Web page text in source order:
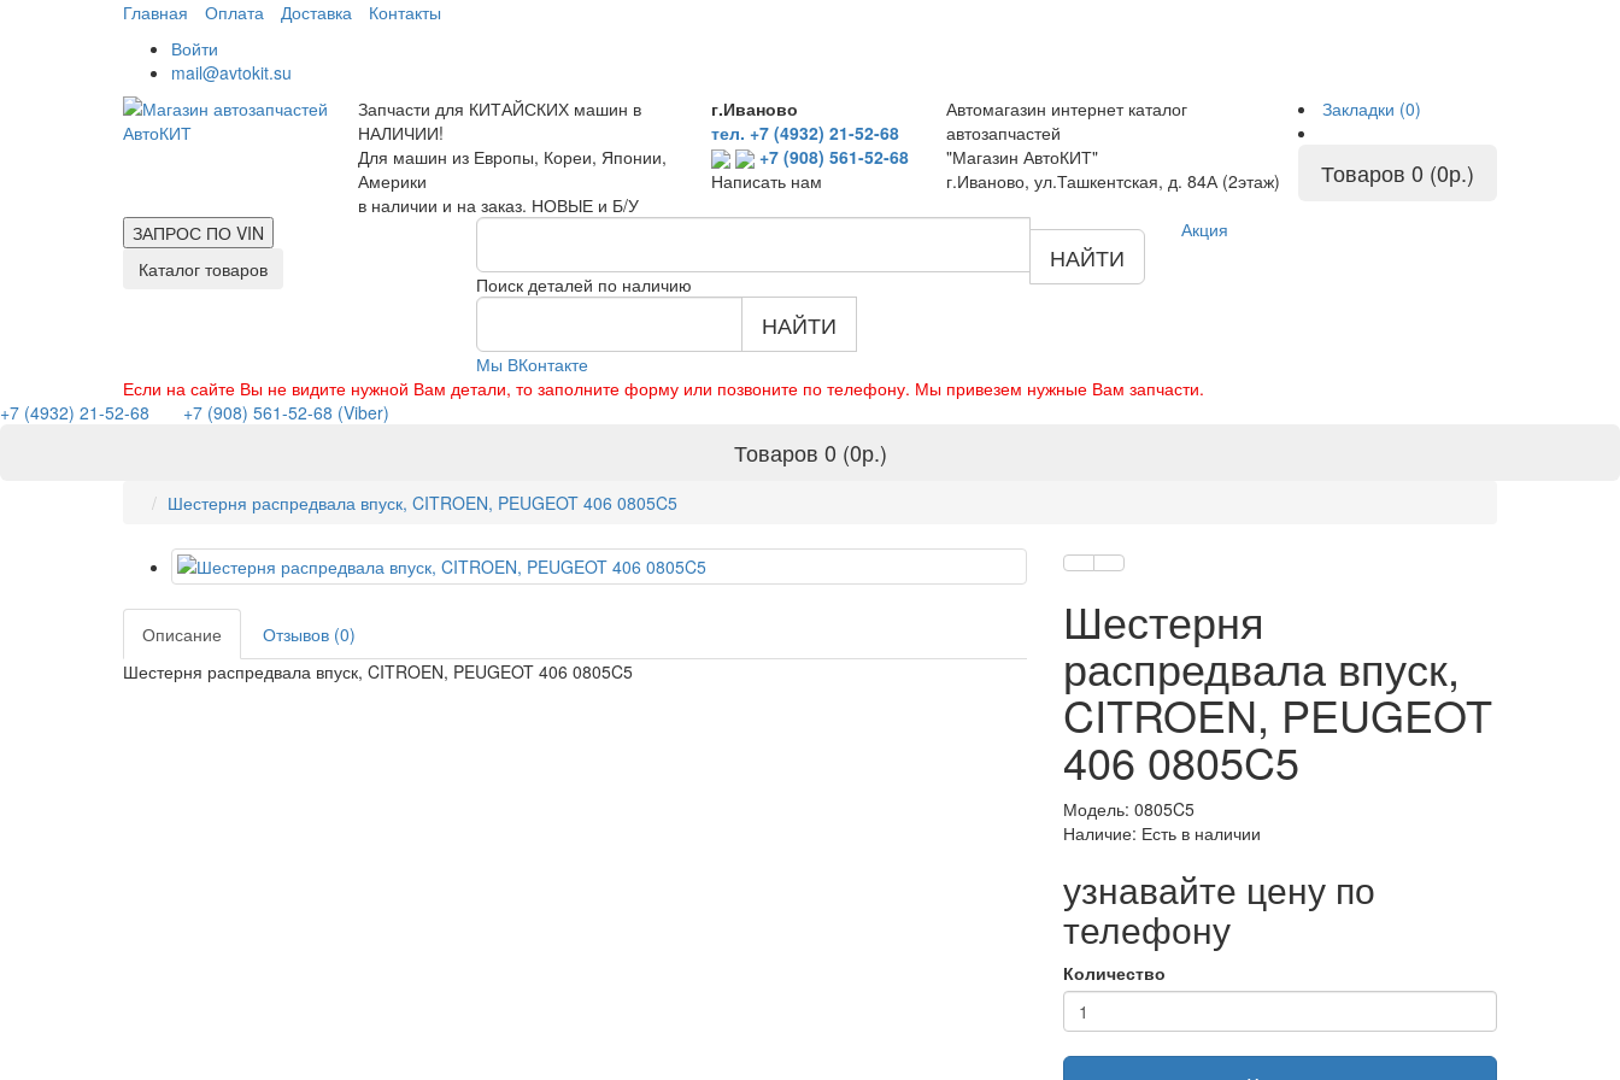
Главная Оплата Доставка
Контакты
Войти
mail@avtokit.su
Запчасти для КИТАЙСКИХ машин в
НАЛИЧИИ!
Для машин из Европы, Кореи, Японии,
Америки
в наличии и на заказ. НОВЫЕ и Б/У
г.Иваново
тел. +7 (4932) 21-52-68
+7 (908) 561-52-68
Написать нам
Автомагазин интернет каталог
автозапчастей
"Магазин АвтоКИТ"
г.Иваново, ул.Ташкентская, д. 84А (2этаж)
Закладки (0)
Товаров 0 (0р.)
ЗАПРОС ПО VIN
Каталог товаров
Поиск деталей по наличию
НАЙТИ
НАЙТИ
Мы ВКонтакте
Акция
Если на сайте Вы не видите нужной Вам детали, то заполните форму или позвоните по телефону. Мы привезем нужные Вам запчасти.
+7 (4932) 21-52-68
+7 (908) 561-52-68 (Viber)
Товаров 0 (0р.)
Шестерня распредвала впуск, CITROEN, PEUGEOT 406 0805C5
Описание
Отзывов (0)
Шестерня распредвала впуск, CITROEN, PEUGEOT 406 0805C5
Шестерня
распредвала впуск,
CITROEN, PEUGEOT
406 0805C5
Модель: 0805C5
Наличие: Есть в наличии
узнавайте цену по
телефону
Количество